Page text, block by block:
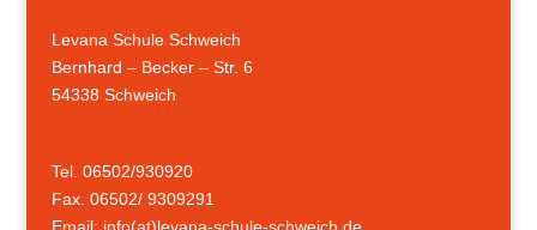
Levana Schule Schweich
Bernhard – Becker – Str. 6
54338 Schweich
Tel. 06502/930920
Fax. 06502/ 9309291